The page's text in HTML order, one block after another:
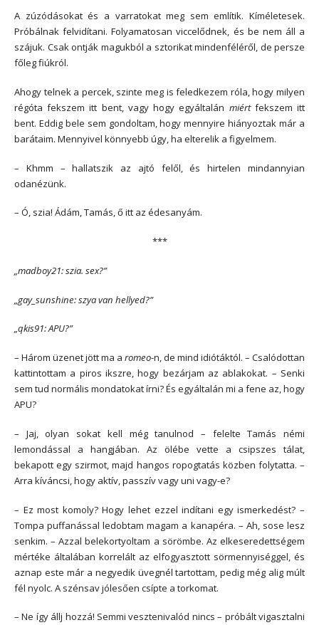
A zúzódásokat és a varratokat meg sem említik. Kíméletesek.
Próbálnak felvidítani. Folyamatosan viccelődnek, és be nem áll a
szájuk. Csak ontják magukból a sztorikat mindenféléről, de persze
főleg fiúkról.
Ahogy telnek a percek, szinte meg is feledkezem róla, hogy milyen
régóta fekszem itt bent, vagy hogy egyáltalán miértfekszem itt
bent. Eddig bele sem gondoltam, hogy mennyire hiányoztak már a
barátaim. Mennyivel könnyebb úgy, ha elterelik a figyelmem.
– Khmm – hallatszik az ajtó felől, és hirtelen mindannyian
odanézünk.
– Ó, szia! Ádám, Tamás, ő itt az édesanyám.
***
„madboy21: szia. sex?”
„gay_sunshine: szya van hellyed?”
„qkis91: APU?”
– Három üzenet jött ma a romeo-n, de mind idiótáktól. – Csalódottan
kattintottam a piros ikszre, hogy bezárjam az ablakokat. – Senki
sem tud normális mondatokat írni? És egyáltalán mi a fene az, hogy
APU?
– Jaj, olyan sokat kell még tanulnod – felelte Tamás némi
lemondással a hangjában. Az ölébe vette a csipszes tálat,
bekapott egy szirmot, majd hangos ropogtatás közben folytatta. –
Arra kíváncsi, hogy aktív, passzív vagy uni vagy-e?
– Ez most komoly? Hogy lehet ezzel indítani egy ismerkedést? –
Tompa puffanással ledobtam magam a kanapéra. – Ah, sose lesz
senkim. – Azzal belekortyoltam a sörömbe. Az elkeseredettségem
mértéke általában korrelált az elfogyasztott sörmennyiséggel, és
aznap este már a negyedik üvegnél tartottam, pedig még alig múlt
fél nyolc. A szénsav jólesően csípte a torkomat.
– Ne így állj hozzá! Semmi vesztenivalód nincs – próbált vigasztalni